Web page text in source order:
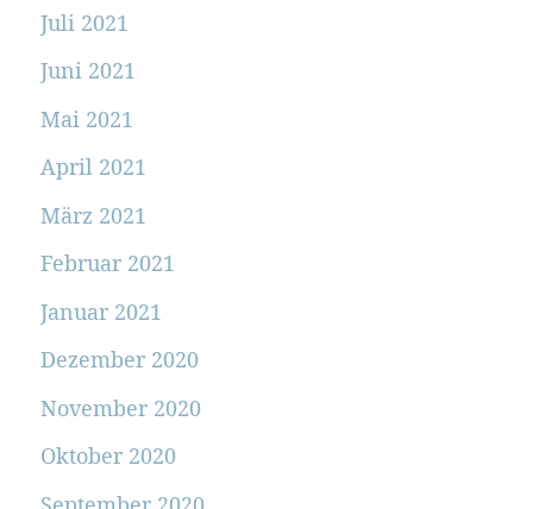
Juli 2021
Juni 2021
Mai 2021
April 2021
März 2021
Februar 2021
Januar 2021
Dezember 2020
November 2020
Oktober 2020